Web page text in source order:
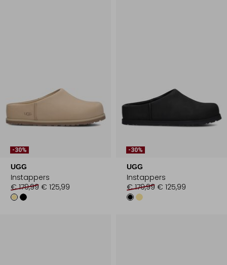
-30%
UGG
Instappers
€ 179,99 € 125,99
-30%
UGG
Instappers
€ 179,99 € 125,99